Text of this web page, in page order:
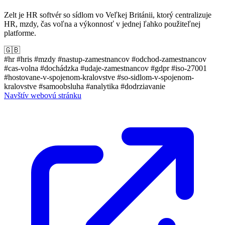
Zelt je HR softvér so sídlom vo Veľkej Británii, ktorý centralizuje
HR, mzdy, čas voľna a výkonnosť v jednej ľahko použiteľnej
platforme.
🇬🇧
#hr#hris #mzdy #nastup-zamestnancov #odchod-zamestnancov
#cas-volna #dochádzka #udaje-zamestnancov #gdpr#iso-27001
#hostovane-v-spojenom-kralovstve #so-sidlom-v-spojenom-
kralovstve #samoobsluha #analytika #dodrziavanie
Navštív webovú stránku